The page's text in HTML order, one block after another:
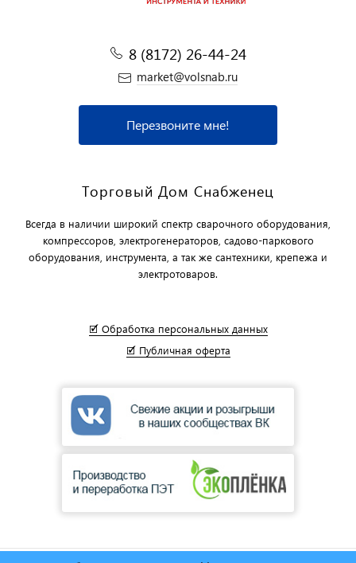
8 (8172) 26-44-24
market@volsnab.ru
Перезвоните мне!
Торговый Дом Снабженец
Всегда в наличии широкий спектр сварочного оборудования,
компрессоров, электрогенераторов, садово-паркового
оборудования, инструмента, а так же сантехники, крепежа и
электротоваров.
🗹 Обработка персональных данных
🗹 Публичная оферта